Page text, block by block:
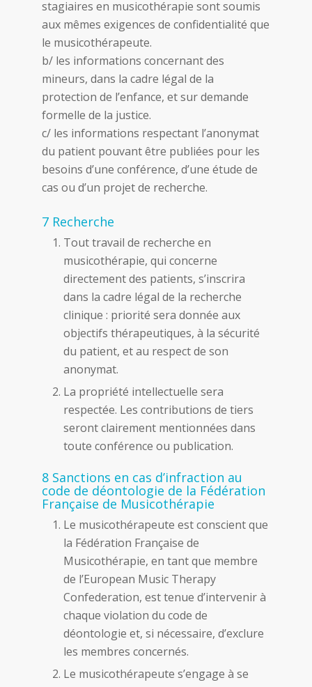
stagiaires en musicothérapie sont soumis
aux mêmes exigences de confidentialité que
le musicothérapeute.
b/ les informations concernant des
mineurs, dans la cadre légal de la
protection de l’enfance, et sur demande
formelle de la justice.
c/ les informations respectant l’anonymat
du patient pouvant être publiées pour les
besoins d’une conférence, d’une étude de
cas ou d’un projet de recherche.
7 Recherche
Tout travail de recherche en
musicothérapie, qui concerne
directement des patients, s’inscrira
dans la cadre légal de la recherche
clinique : priorité sera donnée aux
objectifs thérapeutiques, à la sécurité
du patient, et au respect de son
anonymat.
La propriété intellectuelle sera
respectée. Les contributions de tiers
seront clairement mentionnées dans
toute conférence ou publication.
8 Sanctions en cas d’infraction au
code de déontologie de la Fédération
Française de Musicothérapie
Le musicothérapeute est conscient que
la Fédération Française de
Musicothérapie, en tant que membre
de l’European Music Therapy
Confederation, est tenue d’intervenir à
chaque violation du code de
déontologie et, si nécessaire, d’exclure
les membres concernés.
Le musicothérapeute s’engage à se